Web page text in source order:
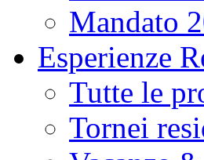
Mandato
Esperienze
Tutte le
Tornei